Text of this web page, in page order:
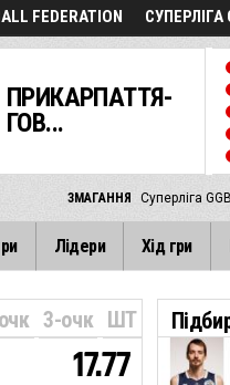
FEDERATION СУПЕРЛІГА
ПРИКАРПАТТЯ-
ГОВ...
ЗМАГАННЯ Суперліга
Лідери Хід гри
3-очк ШТ
17.77